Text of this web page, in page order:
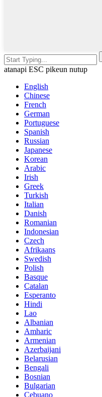
atanapi ESC pikeun nutup
English
Chinese
French
German
Portuguese
Spanish
Russian
Japanese
Korean
Arabic
Irish
Greek
Turkish
Italian
Danish
Romanian
Indonesian
Czech
Afrikaans
Swedish
Polish
Basque
Catalan
Esperanto
Hindi
Lao
Albanian
Amharic
Armenian
Azerbaijani
Belarusian
Bengali
Bosnian
Bulgarian
Cebuano